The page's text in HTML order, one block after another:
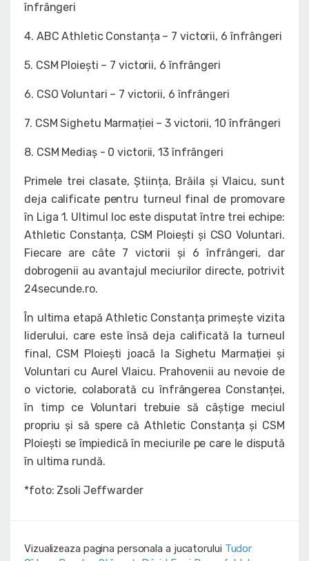
înfrângeri
4. ABC Athletic Constanța – 7 victorii, 6 înfrângeri
5. CSM Ploiești – 7 victorii, 6 înfrângeri
6. CSO Voluntari – 7 victorii, 6 înfrângeri
7. CSM Sighetu Marmației – 3 victorii, 10 înfrângeri
8. CSM Mediaș - 0 victorii, 13 înfrângeri
Primele trei clasate, Știința, Brăila și Vlaicu, sunt
deja calificate pentru turneul final de promovare
în Liga 1. Ultimul loc este disputat între trei echipe:
Athletic Constanța, CSM Ploiești și CSO Voluntari.
Fiecare are câte 7 victorii și 6 înfrângeri, dar
dobrogenii au avantajul meciurilor directe, potrivit
24secunde.ro.
În ultima etapă Athletic Constanța primește vizita
liderului, care este însă deja calificată la turneul
final, CSM Ploiești joacă la Sighetu Marmației și
Voluntari cu Aurel Vlaicu. Prahovenii au nevoie de
o victorie, colaborată cu înfrângerea Constanței,
în timp ce Voluntari trebuie să câștige meciul
propriu și să spere că Athletic Constanța și CSM
Ploiești se împiedică în meciurile pe care le dispută
în ultima rundă.
*foto: Zsoli Jeffwarder
Vizualizeaza pagina personala a jucatorului Tudor